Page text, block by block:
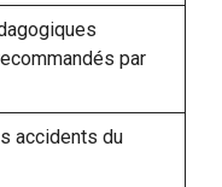
par
accidents du